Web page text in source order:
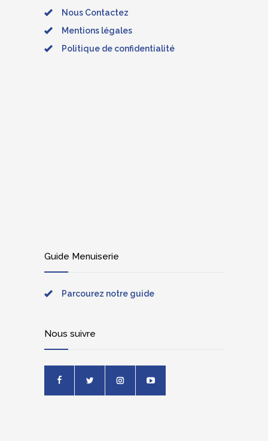
Nous Contactez
Mentions légales
Politique de confidentialité
Guide Menuiserie
Parcourez notre guide
Nous suivre